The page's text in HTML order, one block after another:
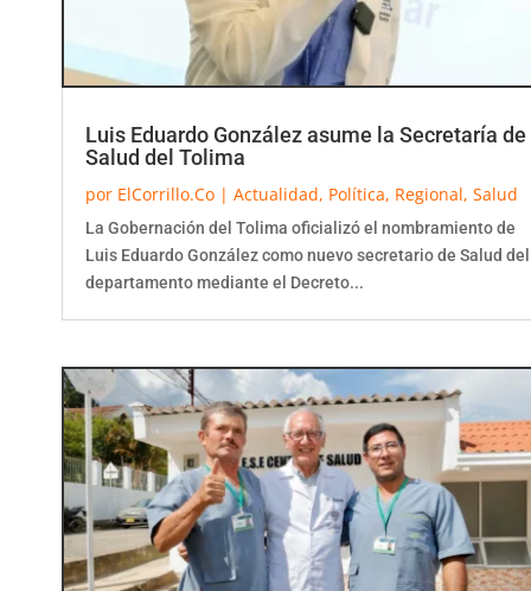
Luis Eduardo González asume la Secretaría de
Salud del Tolima
por ElCorrillo.Co | Actualidad, Política, Regional, Salud
La Gobernación del Tolima oficializó el nombramiento de
Luis Eduardo González como nuevo secretario de Salud del
departamento mediante el Decreto...